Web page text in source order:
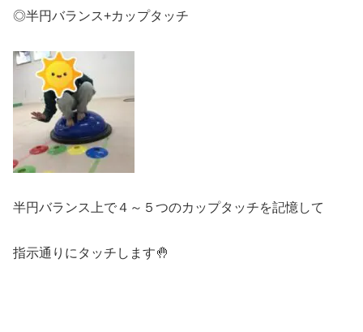
◎半円バランス+カップタッチ
半円バランス上で４～５つのカップタッチを記憶して
指示通りにタッチします🤚